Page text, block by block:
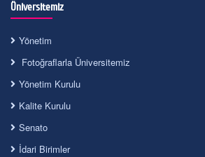
Üniversitemiz
Yönetim
Fotoğraflarla Üniversitemiz
Yönetim Kurulu
Kalite Kurulu
Senato
İdari Birimler